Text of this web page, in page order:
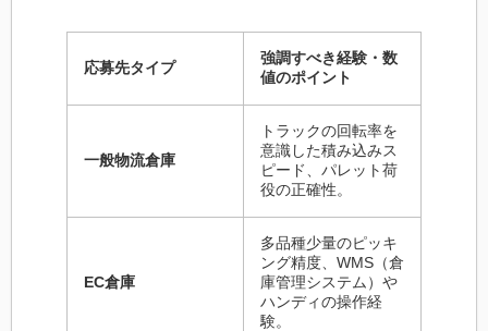
応募先タイプ
強調すべき経験・数
値のポイント
一般物流倉庫
トラックの回転率を
意識した積み込みス
ピード、パレット荷
役の正確性。
EC倉庫
多品種少量のピッキ
ング精度、WMS（倉
庫管理システム）や
ハンディの操作経
験。